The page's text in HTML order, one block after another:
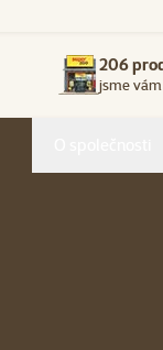
206
jsme